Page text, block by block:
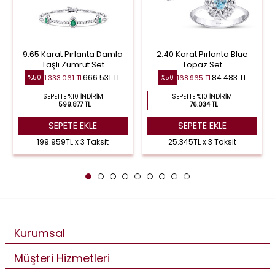
9.65 Karat Pırlanta Damla
Taşlı Zümrüt Set
%50 1.333.061 TL666.531 TL
SEPETTE %10 İNDIRIM
599.877 TL
SEPETE EKLE
199.959TL x 3 Taksit
2.40 Karat Pırlanta Blue
Topaz Set
%50 168.965 TL84.483 TL
SEPETTE %10 İNDIRIM
76.034 TL
SEPETE EKLE
25.345TL x 3 Taksit
Kurumsal
Müşteri Hizmetleri